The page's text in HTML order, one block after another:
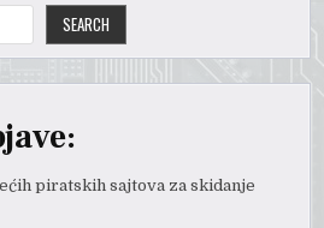
SEARCH
piratskih sajtova za skidanje